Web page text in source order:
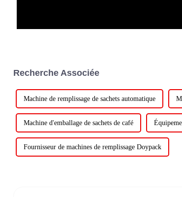
Recherche Associée
Machine de remplissage de sachets automatique
Machine d'emballage de sachets de café
Fournisseur de machines de remplissage Doypack